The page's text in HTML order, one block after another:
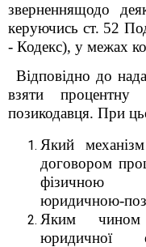
зверненнящодо
керуючись ст. 52
- Кодекс), у межах
Відповідно до
взяти
позикодавця. При
Який
договором
фізичною
юридичною-
Яким чином
юридичної